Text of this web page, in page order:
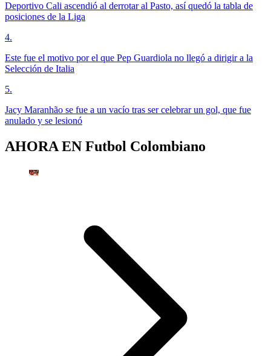
Deportivo Cali ascendió al derrotar al Pasto, así quedó la tabla de
posiciones de la Liga
4.
Este fue el motivo por el que Pep Guardiola no llegó a dirigir a la
Selección de Italia
5.
Jacy Maranhão se fue a un vacío tras ser celebrar un gol, que fue
anulado y se lesionó
AHORA EN Futbol Colombiano